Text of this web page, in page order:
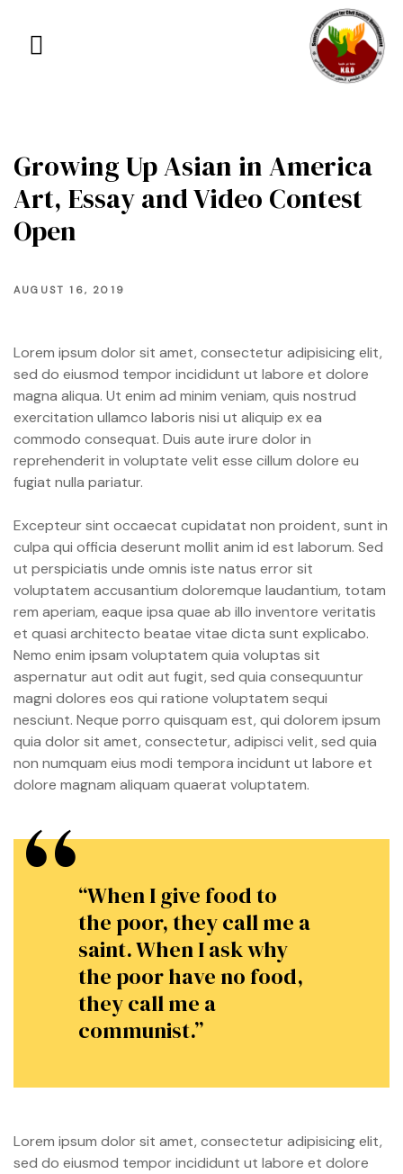
Growing Up Asian in America
Art, Essay and Video Contest
Open
AUGUST 16, 2019
Lorem ipsum dolor sit amet, consectetur adipisicing elit,
sed do eiusmod tempor incididunt ut labore et dolore
magna aliqua. Ut enim ad minim veniam, quis nostrud
exercitation ullamco laboris nisi ut aliquip ex ea
commodo consequat. Duis aute irure dolor in
reprehenderit in voluptate velit esse cillum dolore eu
fugiat nulla pariatur.
Excepteur sint occaecat cupidatat non proident, sunt in
culpa qui officia deserunt mollit anim id est laborum. Sed
ut perspiciatis unde omnis iste natus error sit
voluptatem accusantium doloremque laudantium, totam
rem aperiam, eaque ipsa quae ab illo inventore veritatis
et quasi architecto beatae vitae dicta sunt explicabo.
Nemo enim ipsam voluptatem quia voluptas sit
aspernatur aut odit aut fugit, sed quia consequuntur
magni dolores eos qui ratione voluptatem sequi
nesciunt. Neque porro quisquam est, qui dolorem ipsum
quia dolor sit amet, consectetur, adipisci velit, sed quia
non numquam eius modi tempora incidunt ut labore et
dolore magnam aliquam quaerat voluptatem.
“When I give food to
the poor, they call me a
saint. When I ask why
the poor have no food,
they call me a
communist.”
Lorem ipsum dolor sit amet, consectetur adipisicing elit,
sed do eiusmod tempor incididunt ut labore et dolore